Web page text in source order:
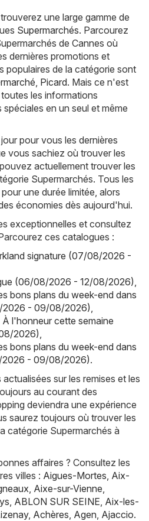
une large gamme de
Supermarchés. Parcourez
de Cannes où
dernières promotions et
populaires de la catégorie sont
Picard. Mais ce n'est
les informations
en un seul et même
pour vous les dernières
vous sachiez où trouver les
actuellement trouver les
Supermarchés. Tous les
une durée limitée, alors
économies dès aujourd'hui.
exceptionnelles et consultez
ces catalogues :
signature (07/08/2026 -
(06/08/2026 - 12/08/2026)
bons plans du week-end dans
- 09/08/2026)
l'honneur cette semaine
2026)
bons plans du week-end dans
- 09/08/2026).
sur les remises et les
au courant des
deviendra une expérience
saurez toujours où trouver les
catégorie Supermarchés à
affaires ? Consultez les
villes : Aigues-Mortes Aix-
Aixe-sur-Vienne
ABLON SUR SEINE Aix-les-
, Achères Agen Ajaccio.